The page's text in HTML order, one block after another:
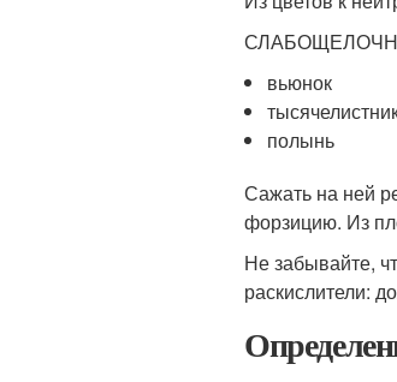
вьюнок
полынь
Сажать на ней
форзицию. Из
Не забывайте,
раскислители: